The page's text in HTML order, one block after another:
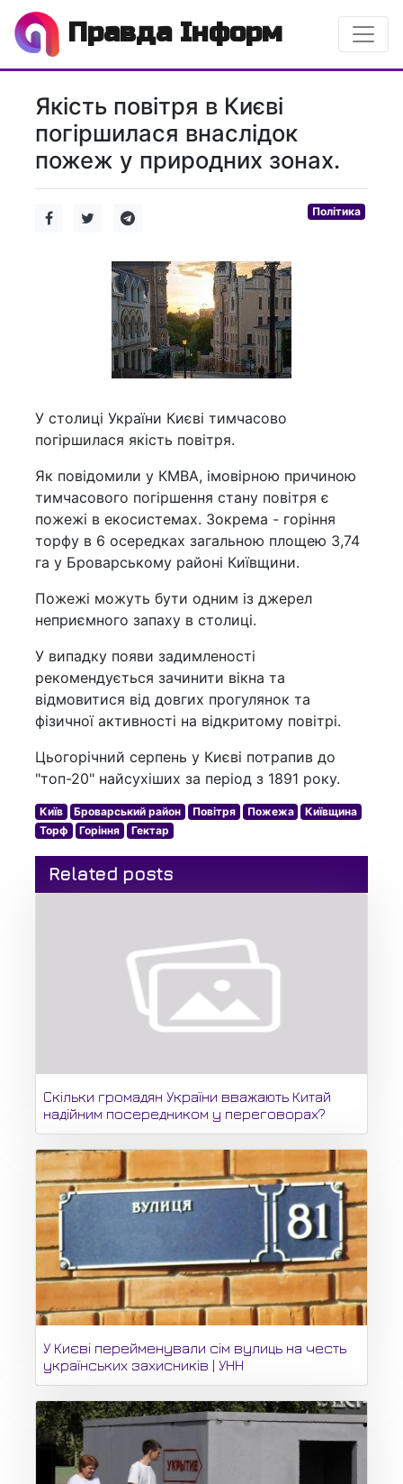
Правда Інформ
Якість повітря в Києві
погіршилася внаслідок
пожеж у природних зонах.
Політика
У столиці України Києві тимчасово
погіршилася якість повітря.
Як повідомили у КМВА, імовірною причиною
тимчасового погіршення стану повітря є
пожежі в екосистемах. Зокрема - горіння
торфу в 6 осередках загальною площею 3,74
га у Броварському районі Київщини.
Пожежі можуть бути одним із джерел
неприємного запаху в столиці.
У випадку появи задимленості
рекомендується зачинити вікна та
відмовитися від довгих прогулянок та
фізичної активності на відкритому повітрі.
Цьогорічний серпень у Києві потрапив до
"топ-20" найсухіших за період з 1891 року.
Київ Броварський район Повітря Пожежа
Київщина
Торф
Горіння Гектар
Related posts
Скільки громадян України вважають Китай
надійним посередником у переговорах?
У Києві перейменували сім вулиць на честь
українських захисників | УНН